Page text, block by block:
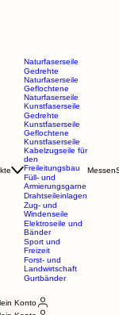
Naturfaserseile
Gedrehte
Naturfaserseile
Geflochtene
Naturfaserseile
Kunstfaserseile
Gedrehte
Kunstfaserseile
Geflochtene
Kunstfaserseile
Kabelzugseile für
den
Freileitungsbau
Füll- und
Armierungsgarne
Drahtseileinlagen
Zug- und
Windenseile
Elektroseile und
Bänder
Sport und
Freizeit
Landwirtschaft
Gurtbänder